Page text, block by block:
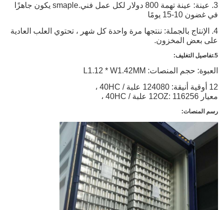
3. عينة: عينة تهمة 800 دولار لكل عمل فني.smaple يكون جاهزًا
في غضون 10-15 يومًا
4. الإنتاج بالجملة: ننتجها مرة واحدة كل شهر ، تحتوي العلب العادية
على بعض المخزون.
5.تفاصيل التغليف:
العبوة: حجم المنصات: L1.12 * W1.42MM
12 أوقية أنيقة: 124080 علبة / 40HC ،
معيار 12OZ: 116256 علبة / 40HC ،
رسم المنصات: